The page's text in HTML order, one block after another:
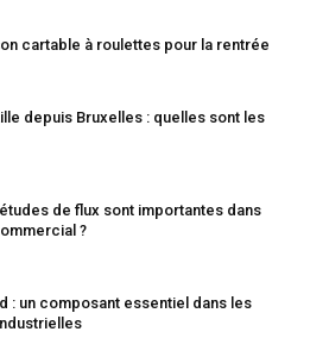
cartable à roulettes pour la rentrée
depuis Bruxelles : quelles sont les
de flux sont importantes dans
?
: un composant essentiel dans les